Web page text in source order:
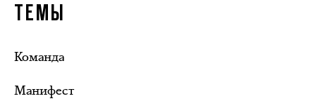
ТЕМЫ
Команда
Манифест